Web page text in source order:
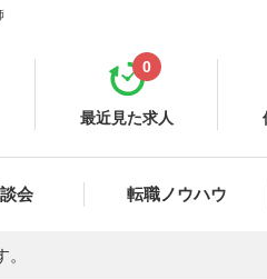
最近見た求人
0
会 転職ノウハウ